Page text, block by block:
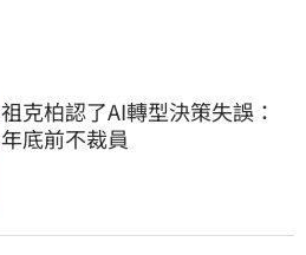
祖克柏認了AI轉型決策失誤：
年底前不裁員